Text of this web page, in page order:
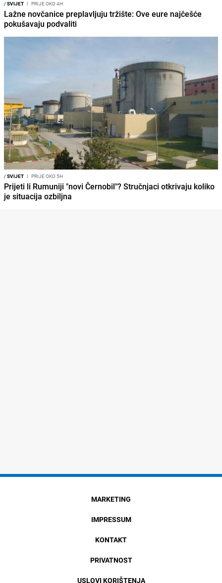
/SVIJET I PRIJE OKO 4H
Lažne novčanice preplavljuju tržište: Ove eure najčešće
pokušavaju podvaliti
/SVIJET I PRIJE OKO 5H
Prijeti li Rumuniji "novi Černobil"? Stručnjaci otkrivaju koliko
je situacija ozbiljna
MARKETING
IMPRESSUM
KONTAKT
PRIVATNOST
USLOVI KORIŠTENJA